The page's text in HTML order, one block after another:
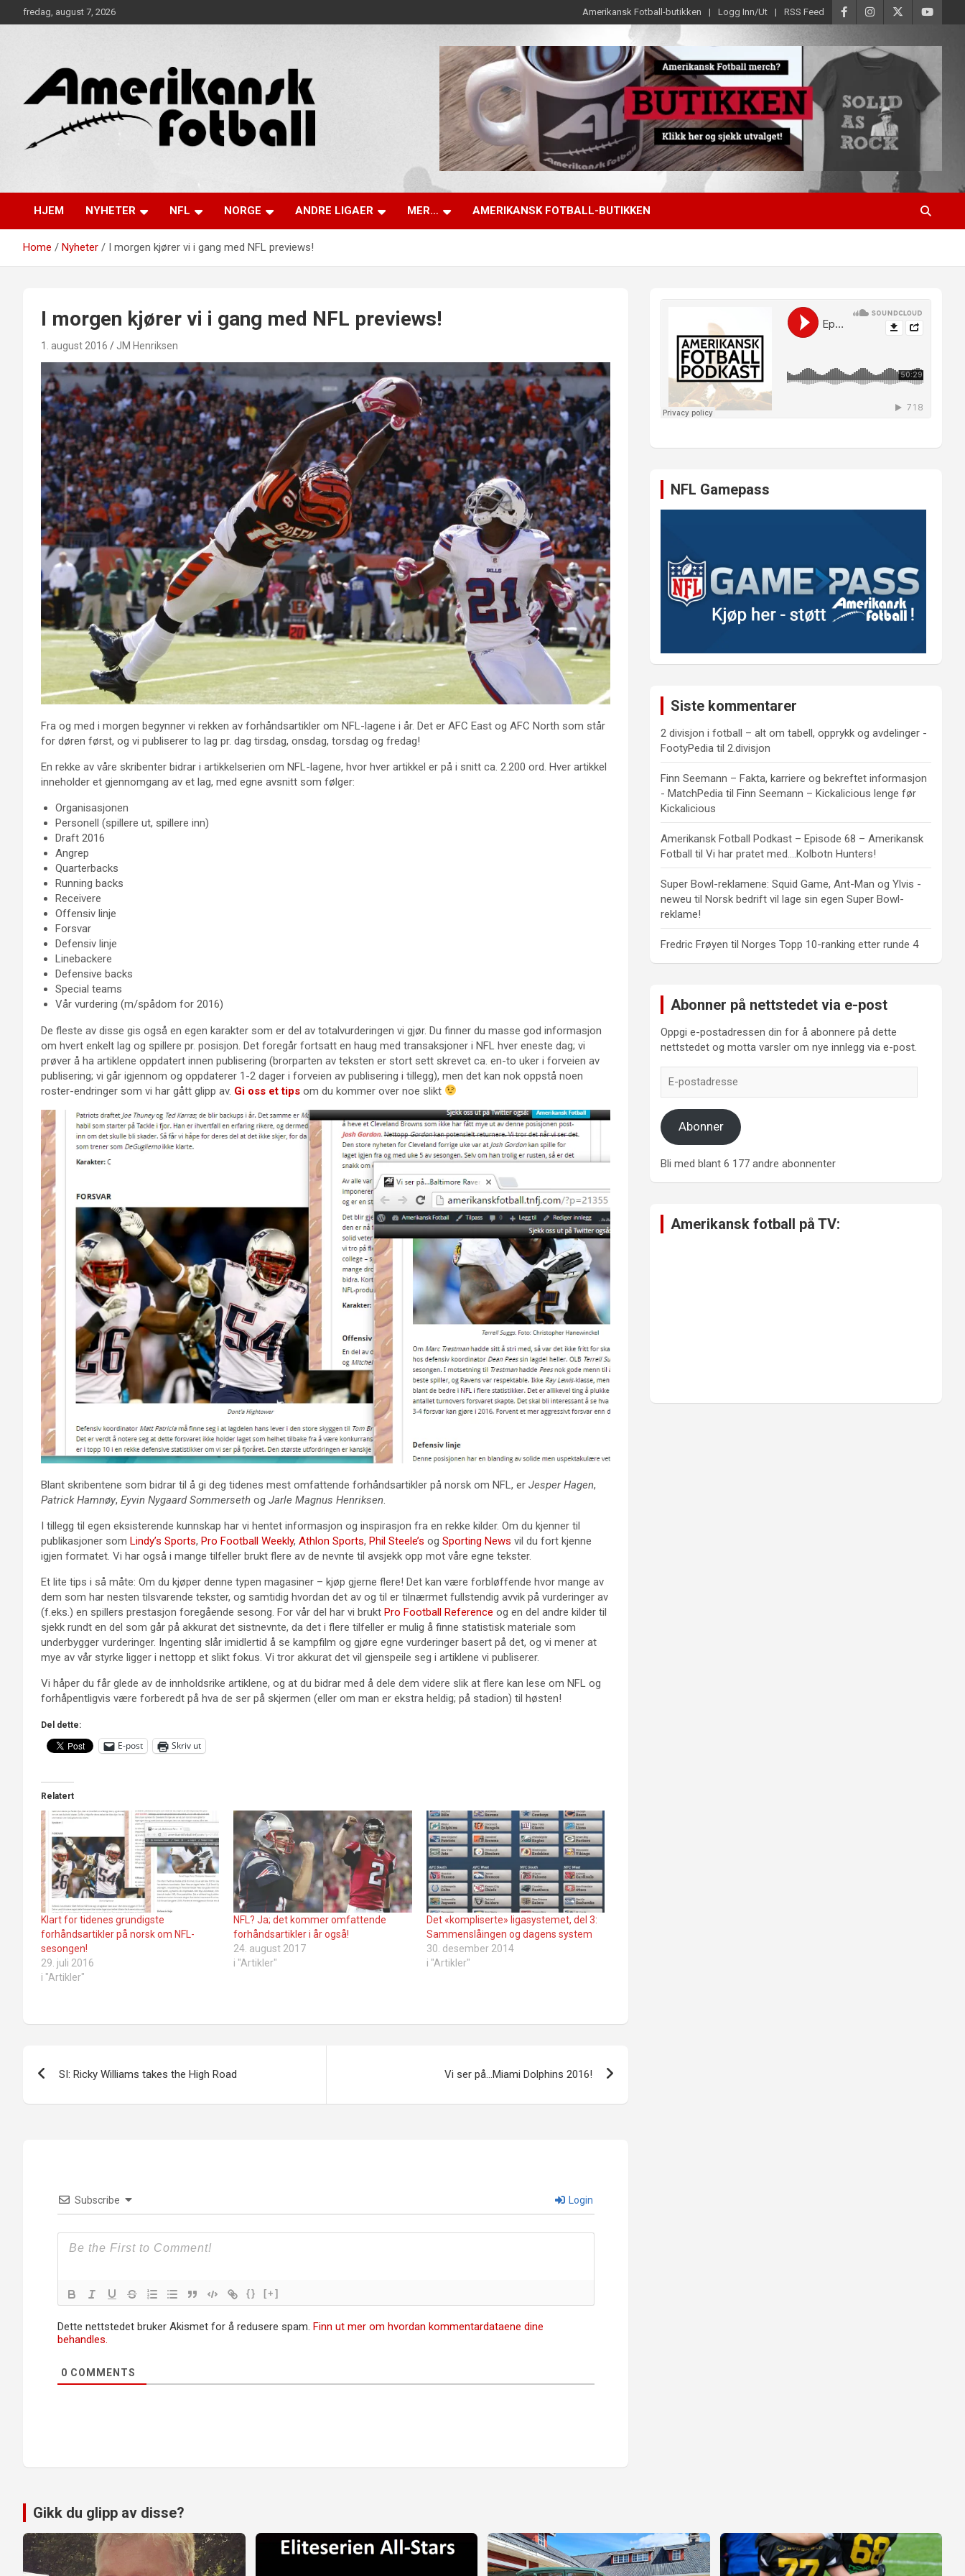
to
fredag, august 7, 2026 Amerikansk Fotball-butikken Logg Inn/Ut RSS Feed
HJEM NYHETER NFL NORGE ANDRE LIGAER MER… AMERIKANSK FOTBALL-BUTIKKEN
Home Nyheter I morgen kjører vi i gang med NFL previews!
I morgen kjører vi i gang med NFL previews!
1. august 2016 JM Henriksen
Fra og med i morgen begynner vi rekken av forhåndsartikler om NFL-lagene i år. Det er AFC East og AFC North som står
for døren først, og vi publiserer to lag pr. dag tirsdag, onsdag, torsdag og fredag!
En rekke av våre skribenter bidrar i artikkelserien om NFL-lagene, hvor hver artikkel er på i snitt ca. 2.200 ord. Hver artikkel
inneholder et gjennomgang av et lag, med egne avsnitt som følger:
Organisasjonen
Personell (spillere ut, spillere inn)
Draft 2016
Angrep
Quarterbacks
Running backs
Receivere
Offensiv linje
Forsvar
Defensiv linje
Linebackere
Defensive backs
Special teams
Vår vurdering (m/spådom for 2016)
De fleste av disse gis også en egen karakter som er del av totalvurderingen vi gjør. Du finner du masse god informasjon
om hvert enkelt lag og spillere pr. posisjon. Det foregår fortsatt en haug med transaksjoner i NFL hver eneste dag; vi
prøver å ha artiklene oppdatert innen publisering (brorparten av teksten er stort sett skrevet ca. en-to uker i forveien av
publisering; vi går igjennom og oppdaterer 1-2 dager i forveien av publisering i tillegg), men det kan nok oppstå noen
roster-endringer som vi har gått glipp av. Gi oss et tips om du kommer over noe slikt
Blant skribentene som bidrar til å gi deg tidenes mest omfattende forhåndsartikler på norsk om NFL, er Jesper Hagen,
Patrick Hamnøy, Eyvin Nygaard Sommerseth og Jarle Magnus Henriksen.
I tillegg til egen eksisterende kunnskap har vi hentet informasjon og inspirasjon fra en rekke kilder. Om du kjenner til
publikasjoner som Lindy’s Sports, Pro Football Weekly, Athlon Sports, Phil Steele’s og Sporting News vil du fort kjenne
igjen formatet. Vi har også i mange tilfeller brukt flere av de nevnte til avsjekk opp mot våre egne tekster.
Et lite tips i så måte: Om du kjøper denne typen magasiner – kjøp gjerne flere! Det kan være forbløffende hvor mange av
dem som har nesten tilsvarende tekster, og samtidig hvordan det av og til er tilnærmet fullstendig avvik på vurderinger av
(f.eks.) en spillers prestasjon foregående sesong. For vår del har vi brukt Pro Football Reference og en del andre kilder til
sjekk rundt en del som går på akkurat det sistnevnte, da det i flere tilfeller er mulig å finne statistisk materiale som
underbygger vurderinger. Ingenting slår imidlertid å se kampfilm og gjøre egne vurderinger basert på det, og vi mener at
mye av vår styrke ligger i nettopp et slikt fokus. Vi tror akkurat det vil gjenspeile seg i artiklene vi publiserer.
Vi håper du får glede av de innholdsrike artiklene, og at du bidrar med å dele dem videre slik at flere kan lese om NFL og
forhåpentligvis være forberedt på hva de ser på skjermen (eller om man er ekstra heldig; på stadion) til høsten!
Del dette:
E-post Skriv ut
Relatert
Klart for tidenes grundigste
forhåndsartikler på norsk om NFL-
sesongen!
29. juli 2016
i "Artikler"
NFL? Ja; det kommer omfattende
forhåndsartikler i år også!
24. august 2017
i "Artikler"
Det «kompliserte» ligasystemet, del 3:
Sammenslåingen og dagens system
30. desember 2014
i "Artikler"
SI: Ricky Williams takes the High Road Vi ser på…Miami Dolphins 2016!
Subscribe Login
{} [+]
Dette nettstedet bruker Akismet for å redusere spam. Finn ut mer om hvordan kommentardataene dine
behandles.
0 COMMENTS
NFL Gamepass
Siste kommentarer
2 divisjon i fotball – alt om tabell, opprykk og avdelinger -
FootyPedia til2.divisjon
Finn Seemann – Fakta, karriere og bekreftet informasjon
- MatchPedia tilFinn Seemann – Kickalicious lenge før
Kickalicious
Amerikansk Fotball Podkast – Episode 68 – Amerikansk
Fotball tilVi har pratet med….Kolbotn Hunters!
Super Bowl-reklamene: Squid Game, Ant-Man og Ylvis -
neweu tilNorsk bedrift vil lage sin egen Super Bowl-
reklame!
Fredric Frøyen tilNorges Topp 10-ranking etter runde 4
Abonner på nettstedet via e-post
Oppgi e-postadressen din for å abonnere på dette
nettstedet og motta varsler om nye innlegg via e-post.
postadresse
Abonner
Bli med blant 6 177 andre abonnenter
Amerikansk fotball på TV:
Gikk du glipp av disse?